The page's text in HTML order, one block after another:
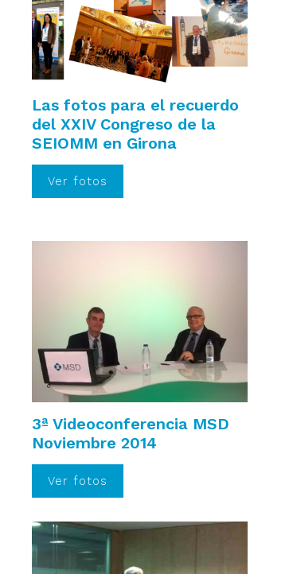
Las fotos para el recuerdo
del XXIV Congreso de la
SEIOMM en Girona
Ver fotos
3ª Videoconferencia MSD
Noviembre 2014
Ver fotos